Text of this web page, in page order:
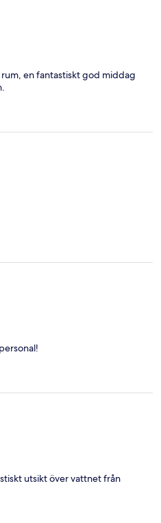
en fantastiskt god middag
utsikt över vattnet från